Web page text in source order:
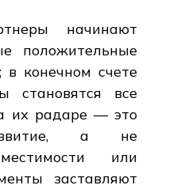
начинают
положительные
в конечном счете
становятся все
их радаре — это
а не
или
заставляют